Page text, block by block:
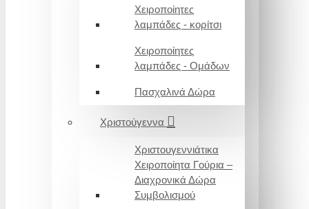
Χειροποίητες
λαμπάδες - κορίτσι
Χειροποίητες
λαμπάδες - Ομάδων
Πασχαλινά Δώρα
Χριστούγεννα
Χριστουγεννιάτικα
Χειροποίητα Γούρια –
Διαχρονικά Δώρα
Συμβολισμού